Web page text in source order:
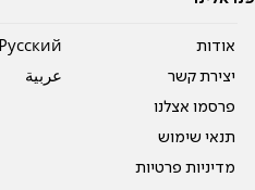
אודות
יצירת קשר
פרסמו אצלנו
תנאי שימוש
מדיניות פרטיות
Pусский
عربية